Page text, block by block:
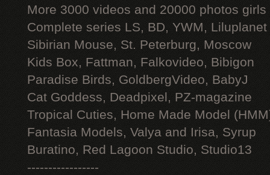
More 3000 videos and 20000 photos
Complete series LS, BD, YWM, Liluplanet
Sibirian Mouse, St. Peterburg, Moscow
Kids Box, Fattman, Falkovideo, Bibigon
Paradise Birds, GoldbergVideo, BabyJ
Cat Goddess, Deadpixel, PZ-magazine
Tropical Cuties, Home Made Model
Fantasia Models, Valya and Irisa, Syrup
Buratino, Red Lagoon Studio, Studio13
-----------------